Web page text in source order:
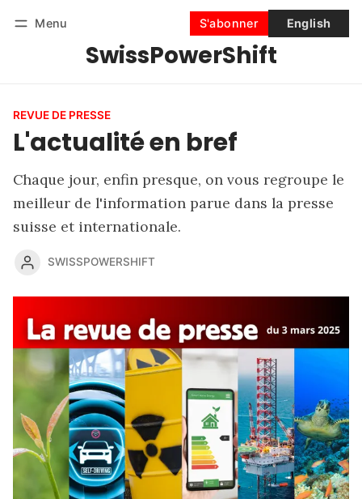
Menu
SwissPowerShift
S'abonner English
Se connecter S'abonner
REVUE DE PRESSE
L'actualité en bref
Chaque jour, enfin presque, on vous regroupe le
meilleur de l'information parue dans la presse
suisse et internationale.
SWISSPOWERSHIFT